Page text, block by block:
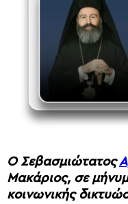
Ο Σεβασμιώτατος
Μακάριος, σε
κοινωνικής